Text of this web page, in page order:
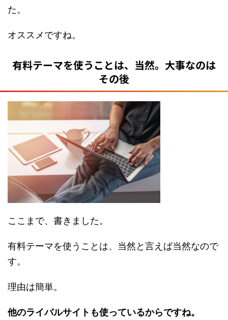
た。
オススメですね。
有料テーマを使うことは、当然。大事なのは
その後
ここまで、書きました。
有料テーマを使うことは、当然と言えば当然なので
す。
理由は簡単。
他のライバルサイトも使っているからですね。